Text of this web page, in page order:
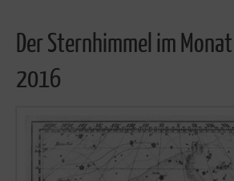
Der Sternhimmel im
2016